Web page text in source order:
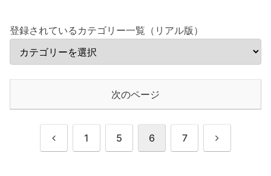
登録されているカテゴリー一覧（リアル版）
次のページ
前 1 5 6 7 次